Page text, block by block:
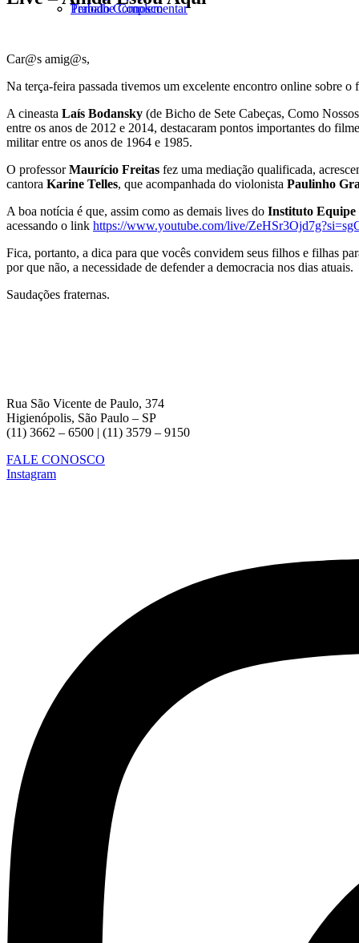
Trabalhe Conosco
Período Complementar
Car@s amig@s,
Na terça-feira passada tivemos um excelente encontro online sobre o
A cineasta Laís Bodansky (de Bicho de Sete Cabeças, Como
entre os anos de 2012 e 2014, destacaram pontos importantes do
militar entre os anos de 1964 e 1985.
O professorMaurício Freitas fez uma mediação qualificada,
cantora Karine Telles, que acompanhada do violonista Paulinho
A boa notícia é que, assim como as demais lives do Instituto
acessando o link https://www.youtube.com/live/
Fica, portanto, a dica para que vocês convidem seus filhos e filhas
por que não, a necessidade de defender a democracia nos dias atuais.
Saudações fraternas.
Rua São Vicente de Paulo, 374
Higienópolis, São Paulo – SP
(11) 3662 – 6500 | (11) 3579 – 9150
FALE CONOSCO
Instagram